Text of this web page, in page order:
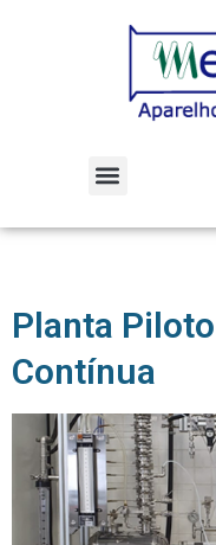
Planta
Contínua